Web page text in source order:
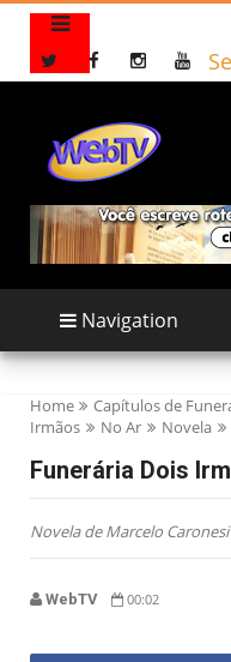
Navigation
Home Capítulos de
Irmãos
No Ar Novela
Funerária Dois
Novela de Marcelo Caronesi
WebTV 00:02